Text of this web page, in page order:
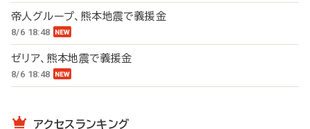
帝人グループ、熊本地震で義援金
8/6 18:48
ゼリア、熊本地震で義援金
8/6 18:48
アクセスランキング